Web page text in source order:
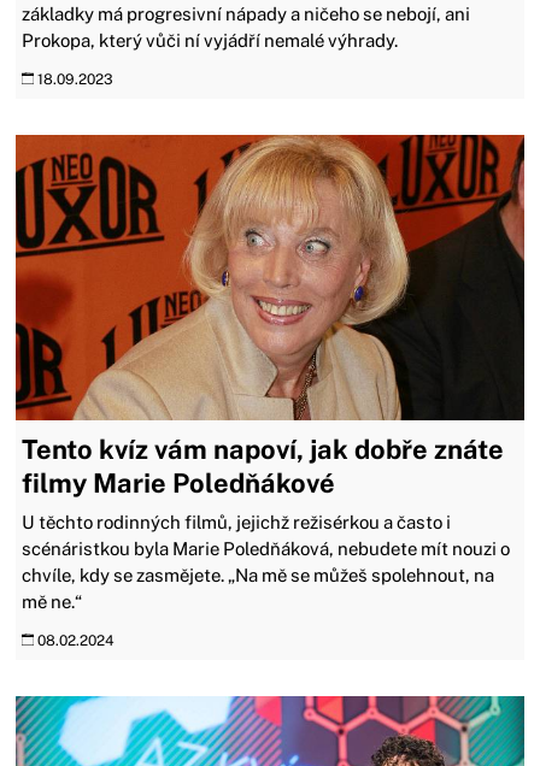
základky má progresivní nápady a ničeho se nebojí, ani
Prokopa, který vůči ní vyjádří nemalé výhrady.
18.09.2023
Tento kvíz vám napoví, jak dobře znáte
filmy Marie Poledňákové
U těchto rodinných filmů, jejichž režisérkou a často i
scénáristkou byla Marie Poledňáková, nebudete mít nouzi o
chvíle, kdy se zasmějete. „Na mě se můžeš spolehnout, na
mě ne.“
08.02.2024